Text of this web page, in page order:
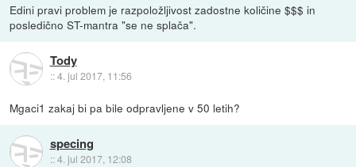
Edini pravi problem je razpoložljivost zadostne količine $$$ in
posledično ST-mantra "se ne splača".
Tody
::4. jul 2017, 11:56
Mgaci1 zakaj bi pa bile odpravljene v 50 letih?
specing
::4. jul 2017, 12:08